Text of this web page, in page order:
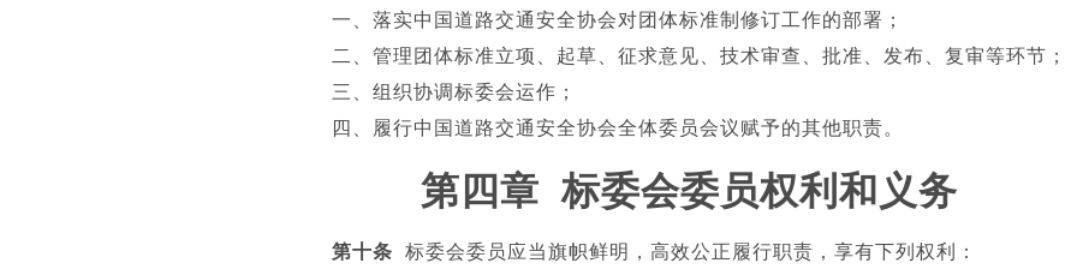
一、落实中国道路交通安全协会对团体标准制修订工作的部署；
二、管理团体标准立项、起草、征求意见、技术审查、批准、发布、复审等环节；
三、组织协调标委会运作；
四、履行中国道路交通安全协会全体委员会议赋予的其他职责。
第四章 标委会委员权利和义务
第十条 标委会委员应当旗帜鲜明，高效公正履行职责，享有下列权利：